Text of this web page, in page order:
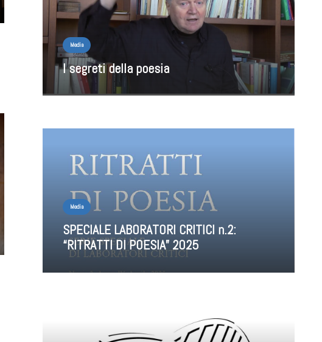
Media
I segreti della poesia
Media
SPECIALE LABORATORI CRITICI n.2:
“RITRATTI DI POESIA” 2025